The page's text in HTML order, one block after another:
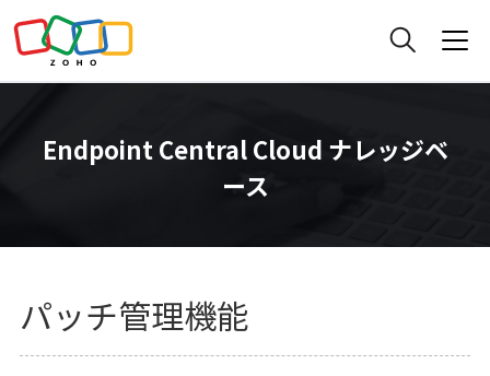
Endpoint Central Cloud ナレッジベ
ース
パッチ管理機能